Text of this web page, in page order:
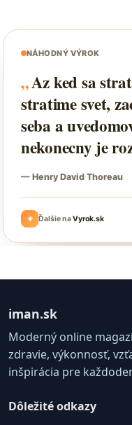
iman.sk
Moderný online
zdravie, výkonnosť,
inšpirácia pre
Dôležité odkazy